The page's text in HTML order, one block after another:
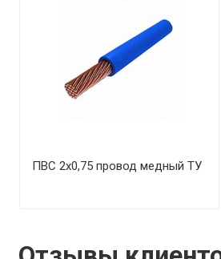
ПВС 2х0,75 провод медный ТУ